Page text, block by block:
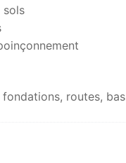
sols
routes,